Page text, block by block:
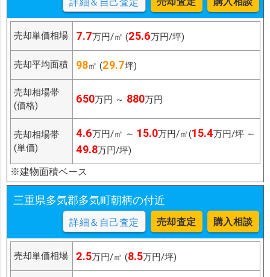
売却単価相場 7.7万円/㎡ (25.6万円/坪)
売却平均面積 98㎡ (29.7坪)
売却相場帯
(価格)
650万円 ～ 880万円
売却相場帯
(単価)
4.6万円/㎡ ～ 15.0万円/㎡(15.4万円/坪 ～
49.8万円/坪)
※建物面積ベース
三重県多気郡多気町朝柄の付近
詳細＆自己査定 売却査定 購入相談
売却単価相場 2.5万円/㎡ (8.5万円/坪)